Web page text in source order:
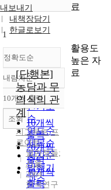
내보내기
내책장담기
한글로보기
정확도순
정확도
순
인기도
순
연도순
제목순
저자순
발행기
관순
내림차순
내림차순
10개씩 출력
10개씩
출력
20개씩
출력
30개씩
출력
조회
1
[단행본]
농담과 무
의식의 관
계
지그문트,프
로이트
열린책들;
서울
2004
한국연구
료
활용도
높은 자
료